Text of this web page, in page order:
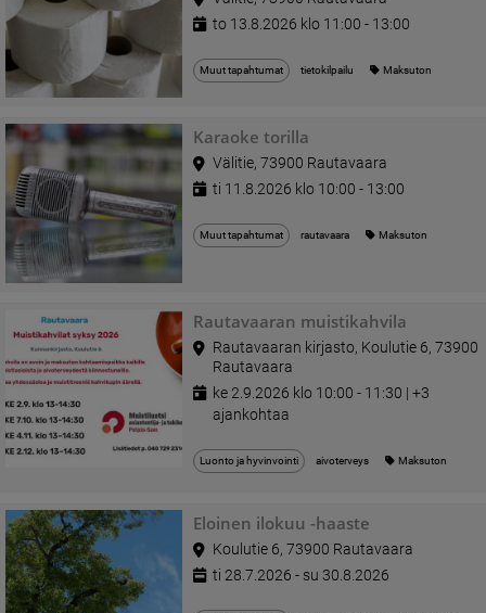
to 13.8.2026 klo 11:00 - 13:00
Muut tapahtumat tietokilpailu Maksuton
Karaoke torilla
Välitie, 73900 Rautavaara
ti 11.8.2026 klo 10:00 - 13:00
Muut tapahtumat rautavaara Maksuton
Rautavaaran muistikahvila
Rautavaaran kirjasto, Koulutie 6, 73900
Rautavaara
ke 2.9.2026 klo 10:00 - 11:30 | +3
ajankohtaa
Luonto ja hyvinvointi aivoterveys Maksuton
Eloinen ilokuu -haaste
Koulutie 6, 73900 Rautavaara
ti 28.7.2026 - su 30.8.2026